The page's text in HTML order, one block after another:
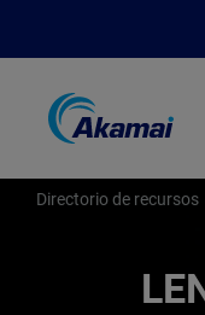
Directorio de recursos